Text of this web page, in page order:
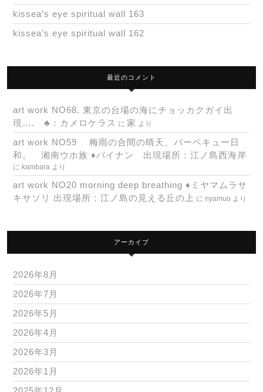
kissea’s eye spiritual wall 163
kissea’s eye spiritual wall 162
最近のコメント
art work NO68. 東京の台場の海にチョッカクガイ出
現…. ♣：カメロケラス に 家 より
art work NO59 梅雨の合間の晴天、バーベキュー日
和。 湘南ウホ族 ♦パイナン 出現場所：江ノ島西海岸
に kambara より
art work NO20 morning deep breathing ♦ミヤマムラサ
キサソリ 出現場所：江ノ島の見える丘の上 に nyamuo より
アーカイブ
2026年8月
2026年7月
2026年5月
2026年4月
2026年3月
2026年1月